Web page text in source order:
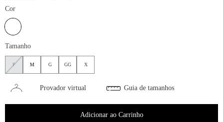
Cor
Tamanho
P M G GG X
Provador virtual Guia de tamanhos
Adicionar ao Carrinho